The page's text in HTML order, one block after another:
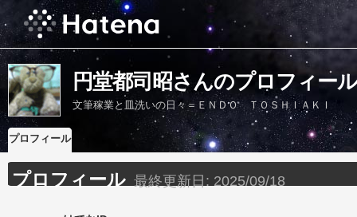
円堂都司昭さんのプロフィール
文筆稼業と皿洗いの日々＝ＥＮＤＯ ＴＯＳＨＩＡＫＩ
プロフィール
プロフィール 最終更新日: 2025/09/18